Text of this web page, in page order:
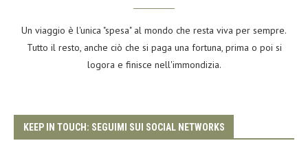
Un viaggio è l'unica "spesa" al mondo che resta viva per sempre.
Tutto il resto, anche ciò che si paga una fortuna, prima o poi si
logora e finisce nell'immondizia.
KEEP IN TOUCH: SEGUIMI SUI SOCIAL NETWORKS